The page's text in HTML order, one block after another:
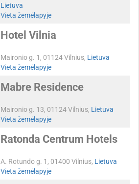
Lietuva
Vieta žemėlapyje
Hotel Vilnia
Maironio g. 1, 01124 Vilnius, Lietuva
Vieta žemėlapyje
Mabre Residence
Maironio g. 13, 01124 Vilnius, Lietuva
Vieta žemėlapyje
Ratonda Centrum Hotels
A. Rotundo g. 1, 01400 Vilnius, Lietuva
Vieta žemėlapyje